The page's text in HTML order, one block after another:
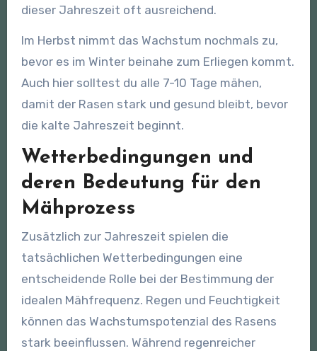
dieser Jahreszeit oft ausreichend.
Im Herbst nimmt das Wachstum nochmals zu,
bevor es im Winter beinahe zum Erliegen kommt.
Auch hier solltest du alle 7-10 Tage mähen,
damit der Rasen stark und gesund bleibt, bevor
die kalte Jahreszeit beginnt.
Wetterbedingungen und
deren Bedeutung für den
Mähprozess
Zusätzlich zur Jahreszeit spielen die
tatsächlichen Wetterbedingungen eine
entscheidende Rolle bei der Bestimmung der
idealen Mähfrequenz. Regen und Feuchtigkeit
können das Wachstumspotenzial des Rasens
stark beeinflussen. Während regenreicher